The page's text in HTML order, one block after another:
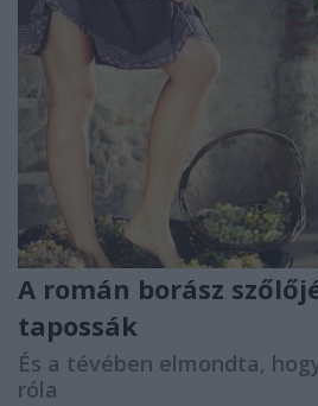
A román borász
tapossák
És a tévében elmondta,
róla